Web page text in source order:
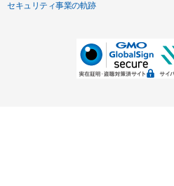
セキュリティ事業の軌跡